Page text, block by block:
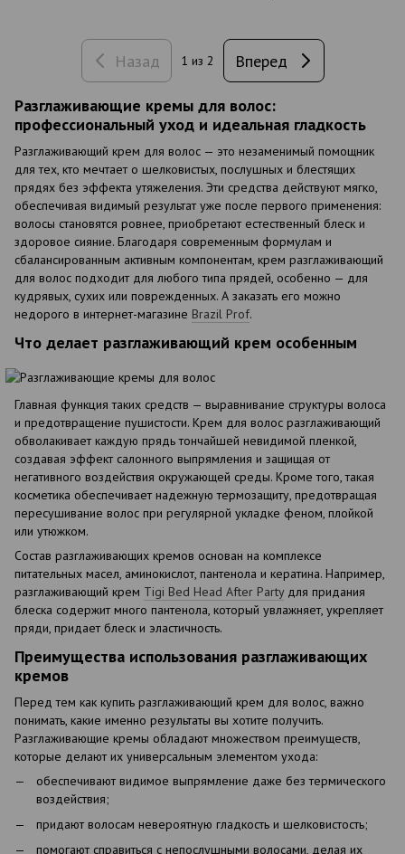
Назад 1 из 2 Вперед
Разглаживающие кремы для волос:
профессиональный уход и идеальная гладкость
Разглаживающий крем для волос — это незаменимый помощник
для тех, кто мечтает о шелковистых, послушных и блестящих
прядях без эффекта утяжеления. Эти средства действуют мягко,
обеспечивая видимый результат уже после первого применения:
волосы становятся ровнее, приобретают естественный блеск и
здоровое сияние. Благодаря современным формулам и
сбалансированным активным компонентам, крем разглаживающий
для волос подходит для любого типа прядей, особенно — для
кудрявых, сухих или поврежденных. А заказать его можно
недорого в интернет-магазине Brazil Prof.
Что делает разглаживающий крем особенным
Главная функция таких средств — выравнивание структуры волоса
и предотвращение пушистости. Крем для волос разглаживающий
обволакивает каждую прядь тончайшей невидимой пленкой,
создавая эффект салонного выпрямления и защищая от
негативного воздействия окружающей среды. Кроме того, такая
косметика обеспечивает надежную термозащиту, предотвращая
пересушивание волос при регулярной укладке феном, плойкой
или утюжком.
Состав разглаживающих кремов основан на комплексе
питательных масел, аминокислот, пантенола и кератина. Например,
разглаживающий крем Tigi Bed Head After Partyдля придания
блеска содержит много пантенола, который увлажняет, укрепляет
пряди, придает блеск и эластичность.
Преимущества использования разглаживающих
кремов
Перед тем как купить разглаживающий крем для волос, важно
понимать, какие именно результаты вы хотите получить.
Разглаживающие кремы обладают множеством преимуществ,
которые делают их универсальным элементом ухода:
обеспечивают видимое выпрямление даже без термического
воздействия;
придают волосам невероятную гладкость и шелковистость;
помогают справиться с непослушными волосами, делая их